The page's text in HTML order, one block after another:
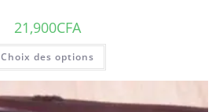
21,900CFA
Choix des options